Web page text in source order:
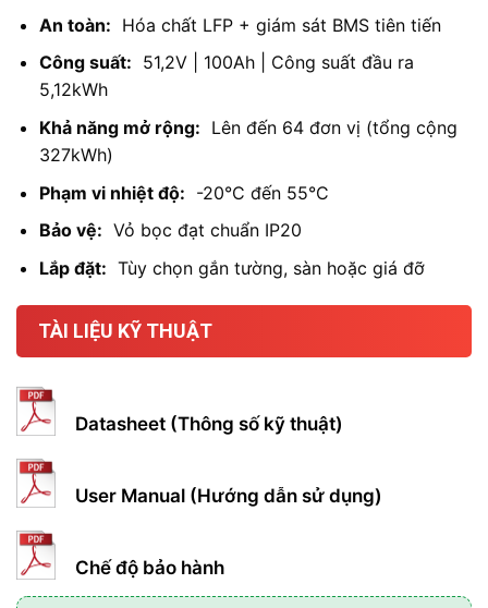
An toàn: Hóa chất LFP + giám sát BMS tiên tiến
Công suất: 51,2V | 100Ah | Công suất đầu ra
5,12kWh
Khả năng mở rộng: Lên đến 64 đơn vị (tổng cộng
327kWh)
Phạm vi nhiệt độ: -20°C đến 55°C
Bảo vệ: Vỏ bọc đạt chuẩn IP20
Lắp đặt: Tùy chọn gắn tường, sàn hoặc giá đỡ
TÀI LIỆU KỸ THUẬT
Datasheet (Thông số kỹ thuật)
User Manual (Hướng dẫn sử dụng)
Chế độ bảo hành